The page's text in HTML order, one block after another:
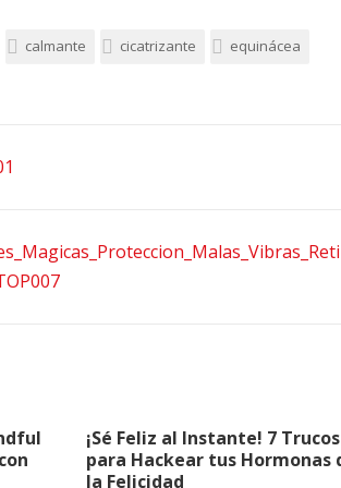
calmante cicatrizante
equinácea
¡Sé Feliz al Instante! 7 Trucos
para Hackear tus Hormonas
la Felicidad